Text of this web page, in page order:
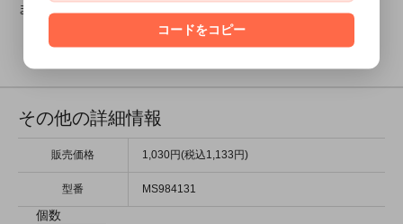
ます！
その他の詳細情報
販売価格 1,030円(税込1,133円)
型番 MS984131
個数
コードをコピー